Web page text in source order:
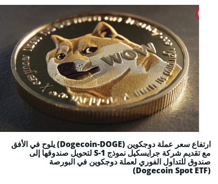
ارتفاع سعر عملة دوجكوين (Dogecoin-DOGE) يلوح في الأفق
مع تقديم شركة جرايسكيل نموذج S-1 لتحويل صندوقها إلى
صندوق للتداول الفوري لعملة دوجكوين في البورصة
(Dogecoin Spot ETF)